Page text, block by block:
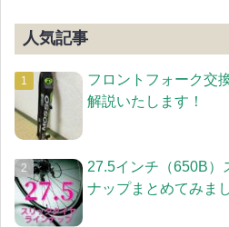
人気記事
フロントフォーク交
解説いたします！
27.5インチ（650B）
ナップまとめてみま